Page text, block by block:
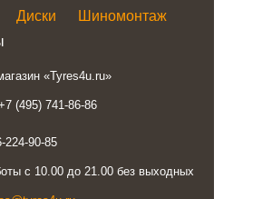
Диски
Шиномонтаж
«Tyres4u.ru»
(495) 741-86-86
224-90-85
с 10.00 до 21.00 без выходных